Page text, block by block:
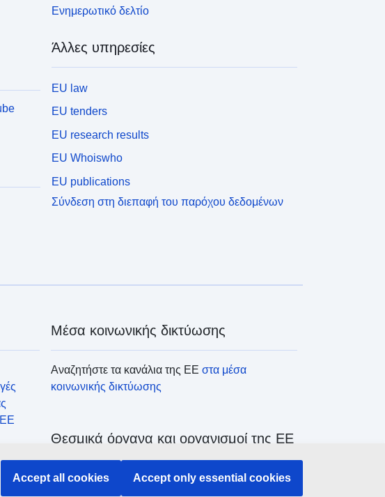
Ενημερωτικό δελτίο
Άλλες υπηρεσίες
EU law
EU tenders
EU research results
EU Whoiswho
EU publications
Σύνδεση στη διεπαφή του παρόχου δεδομένων
ΕΕ
Μέσα κοινωνικής δικτύωσης
Αναζητήστε τα κανάλια της ΕΕστα μέσα
κοινωνικής δικτύωσης
Θεσμικά όργανα και οργανισμοί της ΕΕ
Αναζήτηση όλων των θεσμικών και λοιπών
οργάνων και οργανισμών της ΕΕ
Accept all cookies Accept only essential cookies